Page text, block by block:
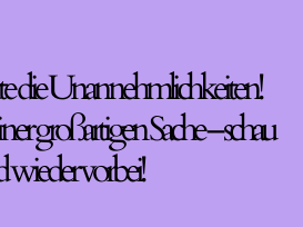
die Unannehmlichkeiten!
großartigen Sache – schau
wieder vorbei!